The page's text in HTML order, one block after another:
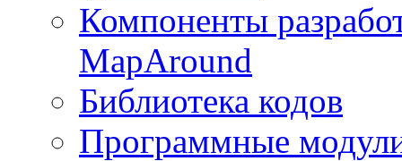
Компоненты
MapAround
Библиотека кодов
Программные